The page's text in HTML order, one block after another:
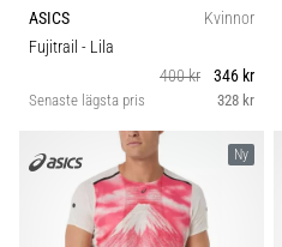
ASICS
Kvinnor
Fujitrail - Lila
400 kr
346 kr
Senaste lägsta pris 328 kr
Ny